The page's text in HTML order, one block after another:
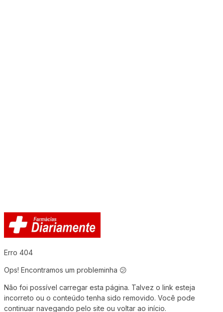
Erro 404
Ops! Encontramos um probleminha 😕
Não foi possível carregar esta página. Talvez o link esteja
incorreto ou o conteúdo tenha sido removido. Você pode
continuar navegando pelo site ou voltar ao início.